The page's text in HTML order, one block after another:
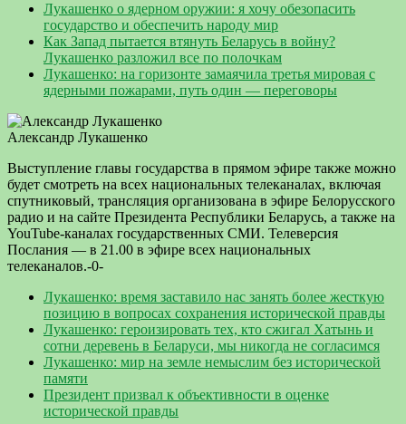
Лукашенко о ядерном оружии: я хочу обезопасить
государство и обеспечить народу мир
Как Запад пытается втянуть Беларусь в войну?
Лукашенко разложил все по полочкам
Лукашенко: на горизонте замаячила третья мировая с
ядерными пожарами, путь один — переговоры
Александр Лукашенко
Выступление главы государства в прямом эфире также можно
будет смотреть на всех национальных телеканалах, включая
спутниковый, трансляция организована в эфире Белорусского
радио и на сайте Президента Республики Беларусь, а также на
YouTube-каналах государственных СМИ. Телеверсия
Послания — в 21.00 в эфире всех национальных
телеканалов.-0-
Лукашенко: время заставило нас занять более жесткую
позицию в вопросах сохранения исторической правды
Лукашенко: героизировать тех, кто сжигал Хатынь и
сотни деревень в Беларуси, мы никогда не согласимся
Лукашенко: мир на земле немыслим без исторической
памяти
Президент призвал к объективности в оценке
исторической правды